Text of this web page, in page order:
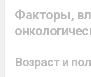
Факторы,
Возраст и